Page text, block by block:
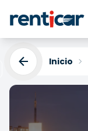
Inicio